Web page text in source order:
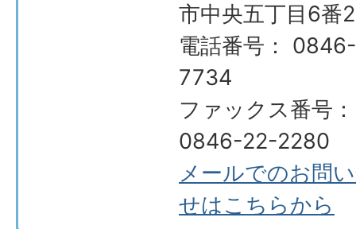
市中央五丁目6番
電話番号：
7734
ファックス番号：
0846-22-2280
メールでのお問
せはこちらから